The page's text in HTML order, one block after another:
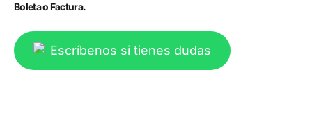
Boleta o Factura.
Escríbenos si tienes dudas